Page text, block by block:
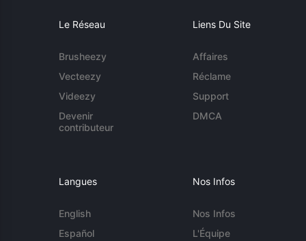
Le Réseau
Brusheezy
Vecteezy
Videezy
Devenir
contributeur
Liens Du Site
Affaires
Réclame
Support
DMCA
Langues
English
Español
Nos Infos
Nos Infos
L'Équipe